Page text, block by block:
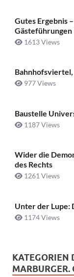
Gutes Ergebnis
Gästeführungen
1613 Views
Bahnhofsviertel,
977 Views
Baustelle
1187 Views
Wider die
des Rechts
1261 Views
Unter der Lupe:
1174 Views
KATEGORIEN